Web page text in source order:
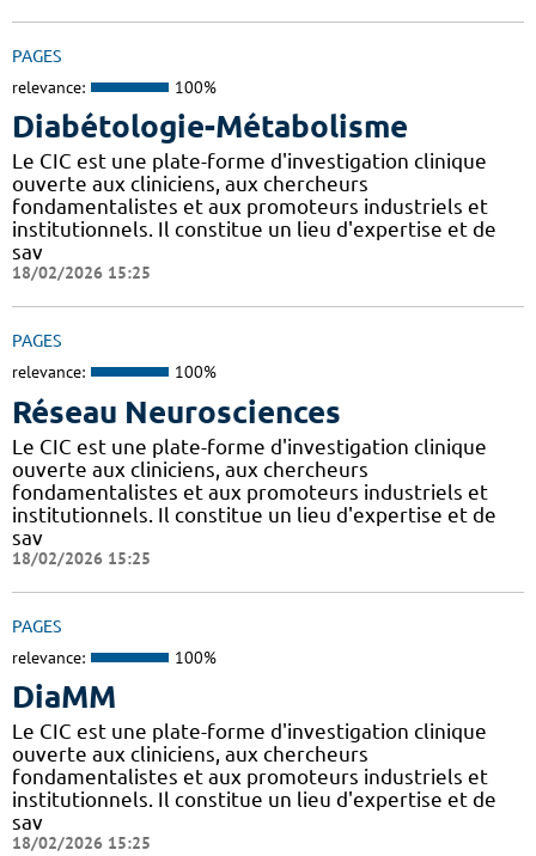
PAGES
relevance: 100%
Diabétologie-Métabolisme
Le CIC est une plate-forme d'investigation clinique
ouverte aux cliniciens, aux chercheurs
fondamentalistes et aux promoteurs industriels et
institutionnels. Il constitue un lieu d'expertise et de
sav
18/02/2026 15:25
PAGES
relevance: 100%
Réseau Neurosciences
Le CIC est une plate-forme d'investigation clinique
ouverte aux cliniciens, aux chercheurs
fondamentalistes et aux promoteurs industriels et
institutionnels. Il constitue un lieu d'expertise et de
sav
18/02/2026 15:25
PAGES
relevance: 100%
DiaMM
Le CIC est une plate-forme d'investigation clinique
ouverte aux cliniciens, aux chercheurs
fondamentalistes et aux promoteurs industriels et
institutionnels. Il constitue un lieu d'expertise et de
sav
18/02/2026 15:25